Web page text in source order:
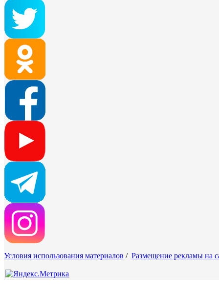
Условия использования материалов / Размещение рекламы на